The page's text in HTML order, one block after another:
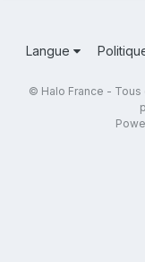
Langue
© Halo France -